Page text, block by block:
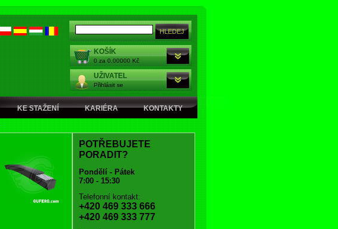
KOŠÍK
0 za 0,00000 Kč
UŽIVATEL
Přihlásit se
KE STAŽENÍ KARIÉRA KONTAKTY
POTŘEBUJETE
PORADIT?
Pondělí - Pátek
7:00 - 15:30
Telefonní kontakt:
+420 469 333 666
+420 469 333 777